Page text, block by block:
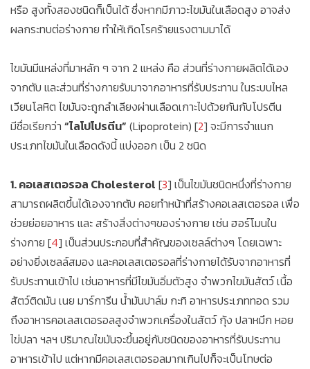
หรือ สูงทั้งสองชนิดก็เป็นได้ ซึ่งหากมีภาวะไขมันในเลือดสูง อาจส่ง
ผลกระทบต่อร่างกาย ทำให้เกิดโรคร้ายแรงตามมาได้
ไขมันมีแหล่งที่มาหลัก ๆ จาก 2 แหล่ง คือ ส่วนที่ร่างกายผลิตได้เอง
จากตับ และส่วนที่ร่างกายรับมาจากอาหารที่รับประทาน ในระบบไหล
เวียนโลหิต ไขมันจะถูกลำเลียงผ่านเลือดเกาะไปด้วยกันกับโปรตีน
มีชื่อเรียกว่า “ไลโปโปรตีน” (Lipoprotein) [2] จะมีการจำแนก
ประเภทไขมันในเลือดดังนี้ แบ่งออก เป็น 2 ชนิด
1. คอเลสเตอรอล Cholesterol [3] เป็นไขมันชนิดหนึ่งที่ร่างกาย
สามารถผลิตขึ้นได้เองจากตับ คอยทำหน้าที่สร้างคอเลสเตอรอล เพื่อ
ช่วยย่อยอาหาร และ สร้างสิ่งต่างๆของร่างกาย เช่น ฮอร์โมนใน
ร่างกาย [4] เป็นส่วนประกอบที่สำคัญของเซลล์ต่างๆ โดยเฉพาะ
อย่างยิ่งเซลล์สมอง และคอเลสเตอรอลที่ร่างกายได้รับจากอาหารที่
รับประทานเข้าไป เช่นอาหารที่มีไขมันอิ่มตัวสูง จำพวกไขมันสัตว์ เนื้อ
สัตว์ติดมัน เนย มาร์การีน น้ำมันปาล์ม กะทิ อาหารประเภททอด รวม
ถึงอาหารคอเลสเตอรอลสูงจำพวกเครื่องในสัตว์ กุ้ง ปลาหมึก หอย
ไข่ปลา ฯลฯ ปริมาณไขมันจะขึ้นอยู่กับชนิดของอาหารที่รับประทาน
อาหารเข้าไป แต่หากมีคอเลสเตอรอลมากเกินไปก็จะเป็นโทษต่อ